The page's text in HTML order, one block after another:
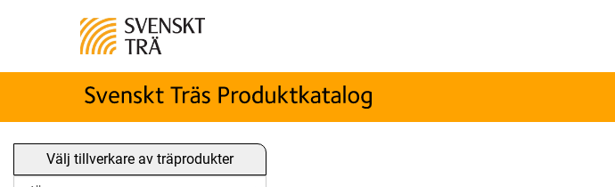
Välj tillverkare av träprodukter